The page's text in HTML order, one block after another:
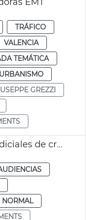
TRÁFICO
VALENCIA
TEMÁTICA
GREZZI
Reconocimientos extrajudiciales de créditos
NORMAL